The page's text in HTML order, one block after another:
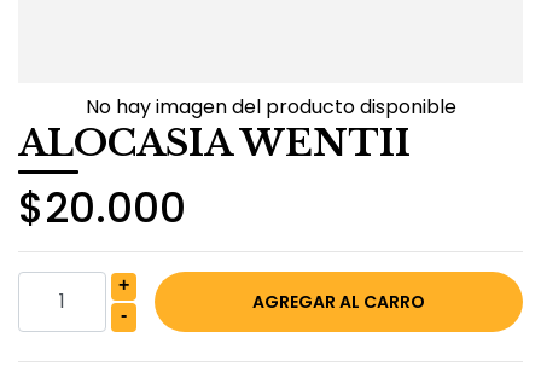
No hay imagen del producto disponible
ALOCASIA WENTII
$20.000
+
-